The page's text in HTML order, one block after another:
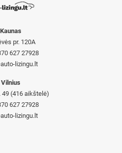
Kaunas
pr. 120A
627 27928
lizingu.lt
Vilnius
49 (416 aikštelė)
627 27928
lizingu.lt